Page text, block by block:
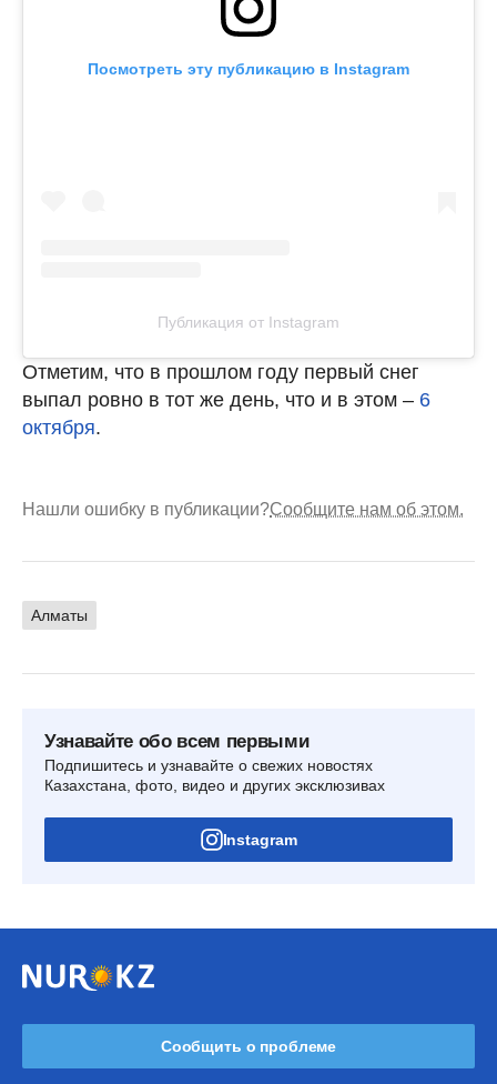
Посмотреть эту публикацию в Instagram
Публикация от Instagram
Отметим, что в прошлом году первый снег
выпал ровно в тот же день, что и в этом – 6
октября.
Нашли ошибку в публикации?Сообщите нам об этом.
Алматы
Узнавайте обо всем первыми
Подпишитесь и узнавайте о свежих новостях
Казахстана, фото, видео и других эксклюзивах
Instagram
Сообщить о проблеме